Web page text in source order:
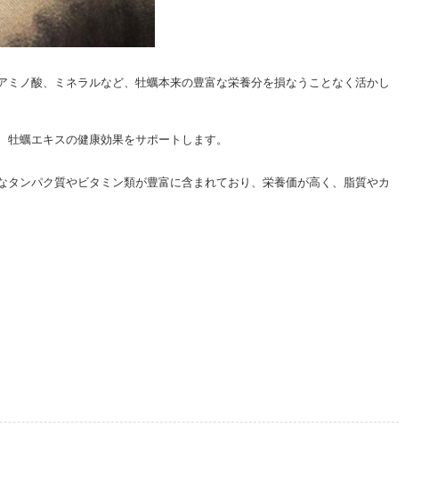
ノ酸、ミネラルなど、牡蠣本来の豊富な栄養分を損なうことなく活かし
蠣エキスの健康効果をサポートします。
ンパク質やビタミン類が豊富に含まれており、栄養価が高く、脂質やカ